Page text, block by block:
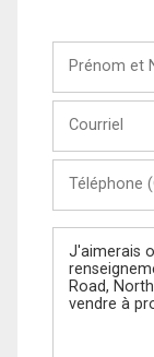
Nom
(Optionnel)
Message